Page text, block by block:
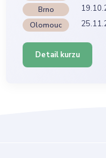
Brno
Olomouc
Detail kurzu